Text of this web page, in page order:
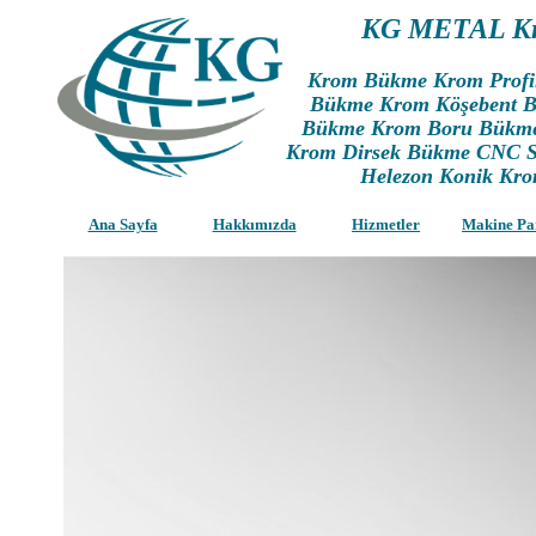
KG METAL
Krom Bükme Krom
Bükme Krom Köşebent
Bükme Krom Boru
Krom Dirsek Bükme CNC
Helezon Konik
Ana Sayfa Hakkımızda Hizmetler Makine